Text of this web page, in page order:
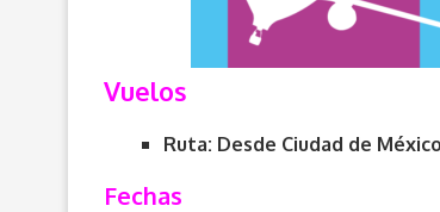
Vuelos
Ruta: Desde Ciudad de
Fechas